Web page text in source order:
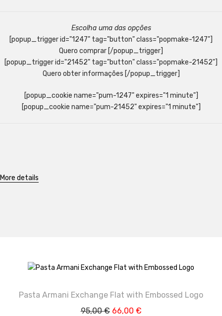
Escolha uma das opções
[popup_trigger id="1247" tag="button" class="popmake-1247"]
Quero comprar [/popup_trigger]
[popup_trigger id="21452" tag="button" class="popmake-21452"]
Quero obter informações [/popup_trigger]
[popup_cookie name="pum-1247" expires="1 minute"]
[popup_cookie name="pum-21452" expires="1 minute"]
More details
Pasta Armani Exchange Flat with Embossed Logo
95,00€ O
66,00 €O